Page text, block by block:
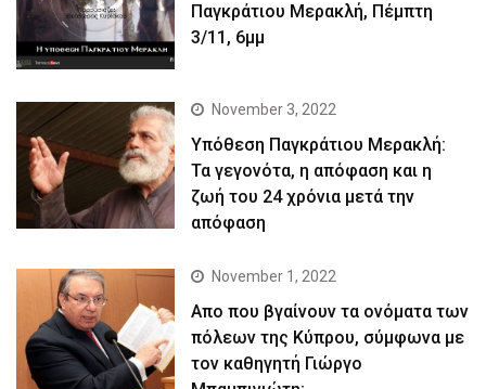
Παγκράτιου Μερακλή, Πέμπτη
3/11, 6μμ
November 3, 2022
Yπόθεση Παγκράτιου Μερακλή:
Τα γεγονότα, η απόφαση και η
ζωή του 24 χρόνια μετά την
απόφαση
November 1, 2022
Απο που βγαίνουν τα ονόματα των
πόλεων της Κύπρου, σύμφωνα με
τον καθηγητή Γιώργο